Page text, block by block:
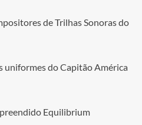
de Trilhas Sonoras do
uniformes do Capitão América
Equilibrium